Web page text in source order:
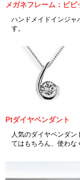
メガネフレーム：ビビ
ハンドメイドインジャ
す。
Ptダイヤペンダント
人気のダイヤペンダ
てはもちろん、使わな